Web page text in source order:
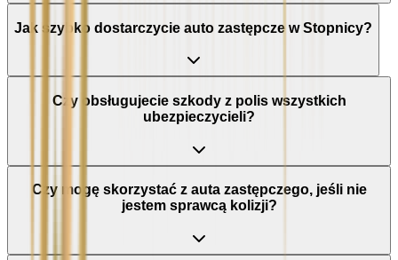
Jak szybko dostarczycie auto zastępcze w Stopnicy?
Czy obsługujecie szkody z polis wszystkich
ubezpieczycieli?
Czy mogę skorzystać z auta zastępczego, jeśli nie
jestem sprawcą kolizji?